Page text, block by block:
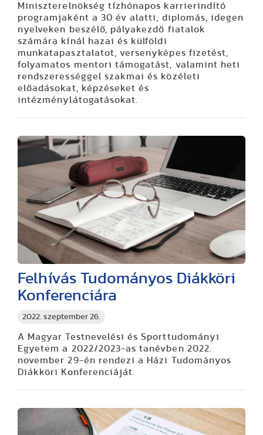
Miniszterelnökség tízhónapos karrierindító
programjaként a 30 év alatti, diplomás, idegen
nyelveken beszélő, pályakezdő fiatalok
számára kínál hazai és külföldi
munkatapasztalatot, versenyképes fizetést,
folyamatos mentori támogatást, valamint heti
rendszerességgel szakmai és közéleti
előadásokat, képzéseket és
intézménylátogatásokat.
2022. szeptember 26.
Felhívás Tudományos Diákköri
Konferenciára
A Magyar Testnevelési és Sporttudományi
Egyetem a 2022/2023-as tanévben 2022.
november 29-én rendezi a Házi Tudományos
Diákköri Konferenciáját.